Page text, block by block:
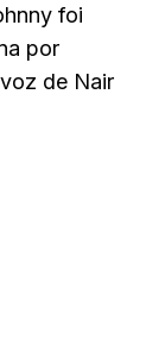
foi
por
de Nair